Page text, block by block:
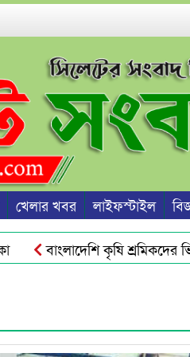
খেলার খবর লাইফস্টাইল
বাংলাদেশি কৃষি শ্রমিকদের